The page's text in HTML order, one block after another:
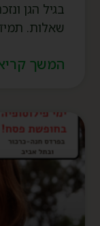
בגיל הגן
שאלות. תמיד –
המשך קריאה